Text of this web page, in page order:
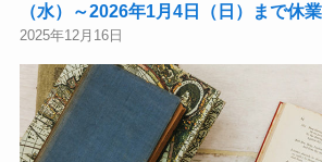
（水）～2026年1月4日（日）まで休
2025年12月16日